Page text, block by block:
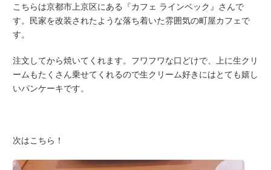
こちらは京都市上京区にある『カフェ ラインベック』さんで
す。民家を改装されたような落ち着いた雰囲気の町屋カフェで
す。
注文してから焼いてくれます。フワフワな口どけで、上に生クリ
ームもたくさん乗せてくれるので生クリーム好きにはとても嬉し
いパンケーキです。
次はこちら！